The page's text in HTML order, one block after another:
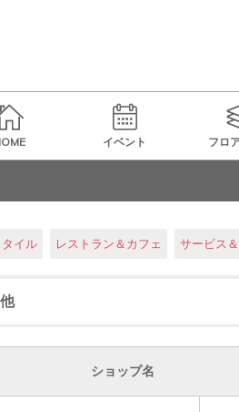
イベント フロ
イル レストラン＆カフェ サービス
ショップ名